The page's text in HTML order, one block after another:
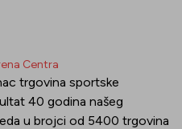
Centra
trgovina sportske
40 godina našeg
u brojci od 5400 trgovina